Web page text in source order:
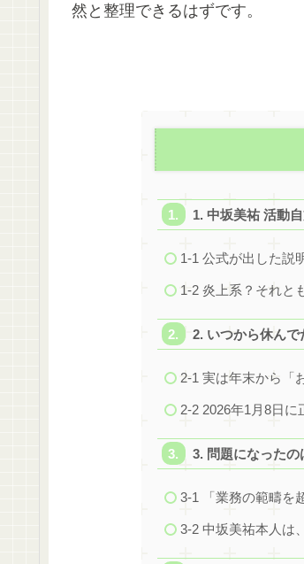
然と整理できるはずです。
1. 中坂美祐 活動
1-1 公式が出した説
1-2 炎上系？それと
2. いつから休ん
2-1 実は年末から「
2-2 2026年1月8日
3. 問題になった
3-1 「業務の範疇を
3-2 中坂美祐本人は